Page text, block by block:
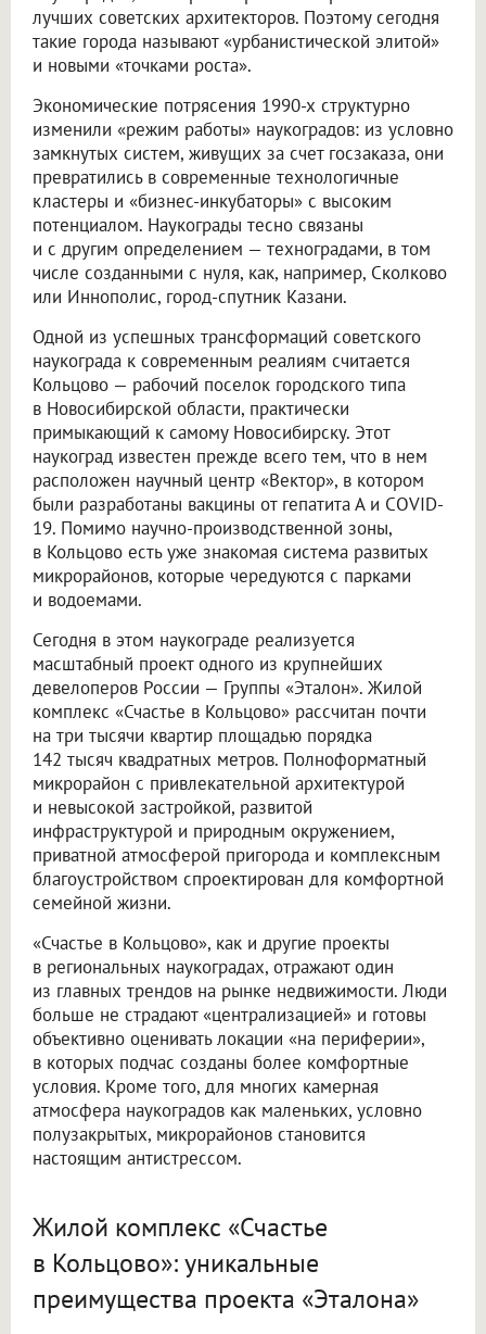
лучших советских архитекторов. Поэтому сегодня
такие города называют «урбанистической элитой»
и новыми «точками роста».
Экономические потрясения 1990-х структурно
изменили «режим работы» наукоградов: из условно
замкнутых систем, живущих за счет госзаказа, они
превратились в современные технологичные
кластеры и «бизнес-инкубаторы» с высоким
потенциалом. Наукограды тесно связаны
и с другим определением — техноградами, в том
числе созданными с нуля, как, например, Сколково
или Иннополис, город-спутник Казани.
Одной из успешных трансформаций советского
наукограда к современным реалиям считается
Кольцово — рабочий поселок городского типа
в Новосибирской области, практически
примыкающий к самому Новосибирску. Этот
наукоград известен прежде всего тем, что в нем
расположен научный центр «Вектор», в котором
были разработаны вакцины от гепатита А и COVID-
19. Помимо научно-производственной зоны,
в Кольцово есть уже знакомая система развитых
микрорайонов, которые чередуются с парками
и водоемами.
Сегодня в этом наукограде реализуется
масштабный проект одного из крупнейших
девелоперов России — Группы «Эталон». Жилой
комплекс «Счастье в Кольцово» рассчитан почти
на три тысячи квартир площадью порядка
142 тысяч квадратных метров. Полноформатный
микрорайон с привлекательной архитектурой
и невысокой застройкой, развитой
инфраструктурой и природным окружением,
приватной атмосферой пригорода и комплексным
благоустройством спроектирован для комфортной
семейной жизни.
«Счастье в Кольцово», как и другие проекты
в региональных наукоградах, отражают один
из главных трендов на рынке недвижимости. Люди
больше не страдают «централизацией» и готовы
объективно оценивать локации «на периферии»,
в которых подчас созданы более комфортные
условия. Кроме того, для многих камерная
атмосфера наукоградов как маленьких, условно
полузакрытых, микрорайонов становится
настоящим антистрессом.
Жилой комплекс «Счастье
в Кольцово»: уникальные
преимущества проекта «Эталона»